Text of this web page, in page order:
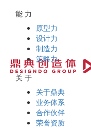
能 力
原型力
设计力
制造力
策略力
关 于
关于鼎典
业务体系
合作伙伴
荣誉资质